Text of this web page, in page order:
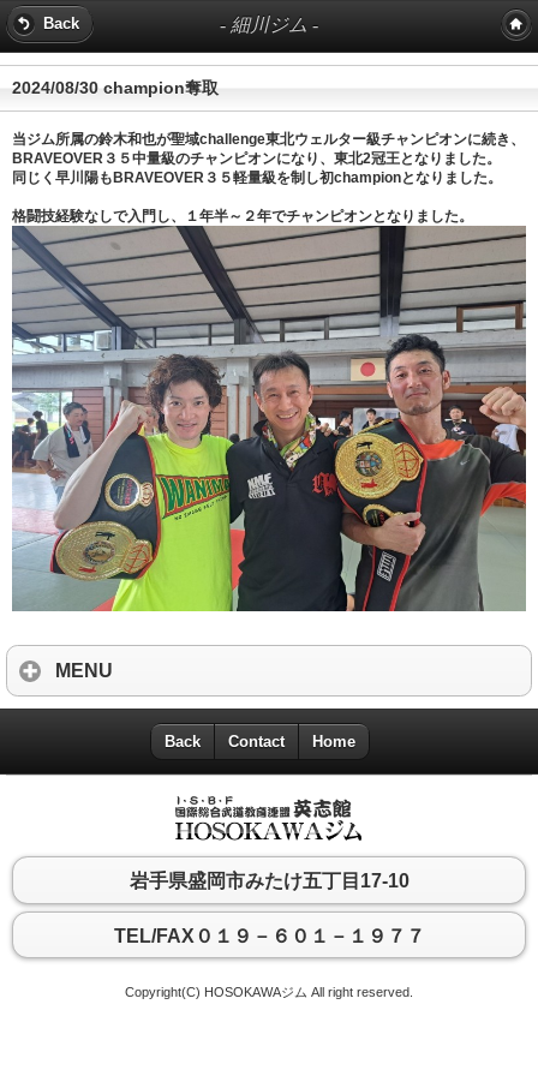
Back - 細川ジム -
2024/08/30 champion奪取
当ジム所属の鈴木和也が聖域challenge東北ウェルター級チャンピオンに続き、
BRAVEOVER３５中量級のチャンピオンになり、東北2冠王となりました。
同じく早川陽もBRAVEOVER３５軽量級を制し初championとなりました。
格闘技経験なしで入門し、１年半～２年でチャンピオンとなりました。
MENU
Back Contact Home
岩手県盛岡市みたけ五丁目17-10
TEL/FAX０１９－６０１－１９７７
Copyright(C) HOSOKAWAジム All right reserved.